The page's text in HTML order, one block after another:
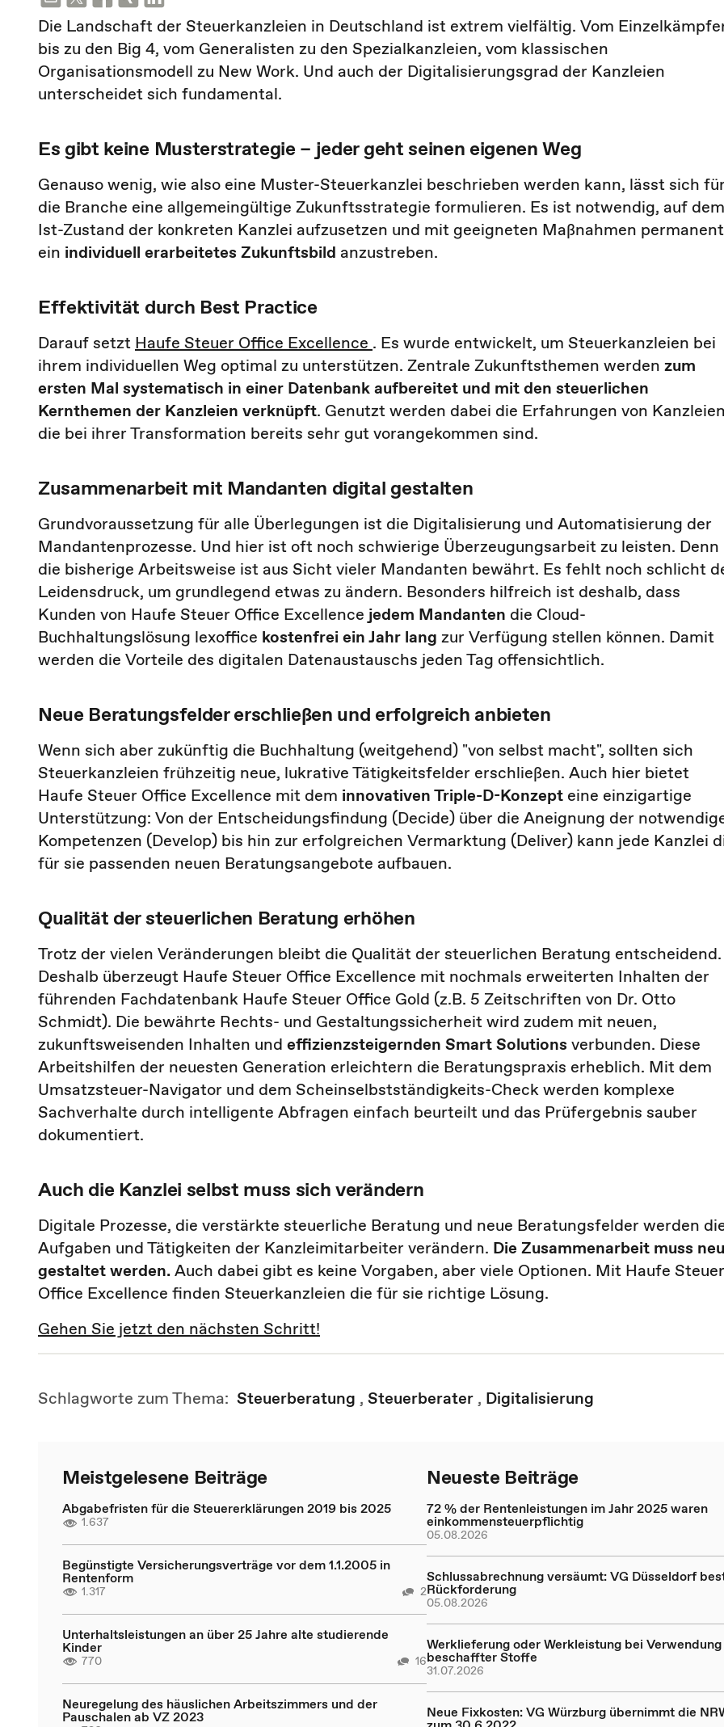
Die Landschaft der Steuerkanzleien in Deutschland ist extrem vielfältig. Vom
bis zu den Big 4, vom Generalisten zu den Spezialkanzleien, vom klassischen
Organisationsmodell zu New Work. Und auch der Digitalisierungsgrad der Kanzleien
unterscheidet sich fundamental.
Es gibt keine Musterstrategie – jeder geht seinen eigenen Weg
Genauso wenig, wie also eine Muster-Steuerkanzlei beschrieben werden kann, lässt sich für
die Branche eine allgemeingültige Zukunftsstrategie formulieren. Es ist notwendig, auf dem
Ist-Zustand der konkreten Kanzlei aufzusetzen und mit geeigneten Maßnahmen permanent
ein individuell erarbeitetes Zukunftsbild anzustreben.
Effektivität durch Best Practice
Darauf setzt Haufe Steuer Office Excellence . Es wurde entwickelt, um Steuerkanzleien bei
ihrem individuellen Weg optimal zu unterstützen. Zentrale Zukunftsthemen werden zum
ersten Mal systematisch in einer Datenbank aufbereitet und mit den steuerlichen
Kernthemen der Kanzleien verknüpft. Genutzt werden dabei die Erfahrungen von
die bei ihrer Transformation bereits sehr gut vorangekommen sind.
Zusammenarbeit mit Mandanten digital gestalten
Grundvoraussetzung für alle Überlegungen ist die Digitalisierung und Automatisierung der
Mandantenprozesse. Und hier ist oft noch schwierige Überzeugungsarbeit zu leisten. Denn
die bisherige Arbeitsweise ist aus Sicht vieler Mandanten bewährt. Es fehlt noch schlicht
Leidensdruck, um grundlegend etwas zu ändern. Besonders hilfreich ist deshalb, dass
Kunden von Haufe Steuer Office Excellence jedem Mandanten die Cloud-
Buchhaltungslösung lexoffice kostenfrei ein Jahr lang zur Verfügung stellen können. Damit
werden die Vorteile des digitalen Datenaustauschs jeden Tag offensichtlich.
Neue Beratungsfelder erschließen und erfolgreich anbieten
Wenn sich aber zukünftig die Buchhaltung (weitgehend) "von selbst macht", sollten sich
Steuerkanzleien frühzeitig neue, lukrative Tätigkeitsfelder erschließen. Auch hier bietet
Haufe Steuer Office Excellence mit dem innovativen Triple-D-Konzept eine einzigartige
Unterstützung: Von der Entscheidungsfindung (Decide) über die Aneignung der
Kompetenzen (Develop) bis hin zur erfolgreichen Vermarktung (Deliver) kann jede Kanzlei
für sie passenden neuen Beratungsangebote aufbauen.
Qualität der steuerlichen Beratung erhöhen
Trotz der vielen Veränderungen bleibt die Qualität der steuerlichen Beratung entscheidend.
Deshalb überzeugt Haufe Steuer Office Excellence mit nochmals erweiterten Inhalten der
führenden Fachdatenbank Haufe Steuer Office Gold (z.B. 5 Zeitschriften von Dr. Otto
Schmidt). Die bewährte Rechts- und Gestaltungssicherheit wird zudem mit neuen,
zukunftsweisenden Inhalten und effizienzsteigernden Smart Solutions verbunden. Diese
Arbeitshilfen der neuesten Generation erleichtern die Beratungspraxis erheblich. Mit dem
Umsatzsteuer-Navigator und dem Scheinselbstständigkeits-Check werden komplexe
Sachverhalte durch intelligente Abfragen einfach beurteilt und das Prüfergebnis sauber
dokumentiert.
Auch die Kanzlei selbst muss sich verändern
Digitale Prozesse, die verstärkte steuerliche Beratung und neue Beratungsfelder werden
Aufgaben und Tätigkeiten der Kanzleimitarbeiter verändern. Die Zusammenarbeit muss neu
gestaltet werden.Auch dabei gibt es keine Vorgaben, aber viele Optionen. Mit Haufe Steuer
Office Excellence finden Steuerkanzleien die für sie richtige Lösung.
Gehen Sie jetzt den nächsten Schritt!
Schlagworte zum Thema: Steuerberatung , Steuerberater , Digitalisierung
Meistgelesene Beiträge
Abgabefristen für die Steuererklärungen 2019 bis 2025
1.637
Begünstigte Versicherungsverträge vor dem 1.1.2005 in
Rentenform
1.317 2
Unterhaltsleistungen an über 25 Jahre alte studierende
Kinder
770 16
Neuregelung des häuslichen Arbeitszimmers und der
Pauschalen ab VZ 2023
Neueste Beiträge
72 % der Rentenleistungen im Jahr 2025 waren
einkommensteuerpflichtig
05.08.2026
Schlussabrechnung versäumt: VG Düsseldorf
Rückforderung
05.08.2026
Werklieferung oder Werkleistung bei
beschaffter Stoffe
31.07.2026
Neue Fixkosten: VG Würzburg übernimmt die